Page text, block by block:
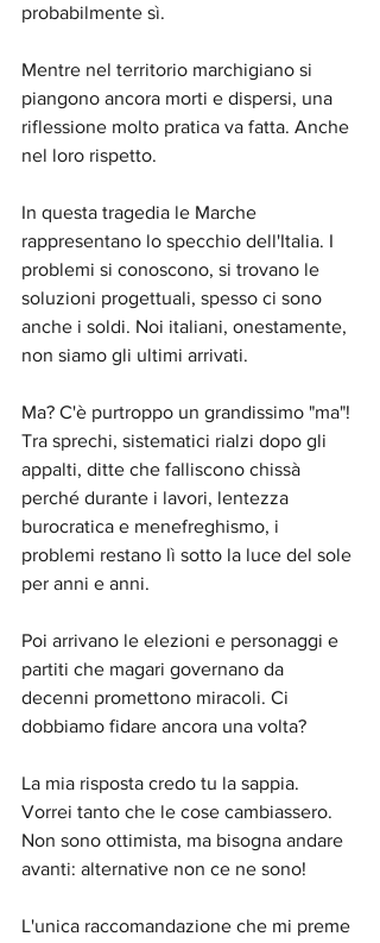
probabilmente sì.
Mentre nel territorio marchigiano si
piangono ancora morti e dispersi, una
riflessione molto pratica va fatta. Anche
nel loro rispetto.
In questa tragedia le Marche
rappresentano lo specchio dell'Italia. I
problemi si conoscono, si trovano le
soluzioni progettuali, spesso ci sono
anche i soldi. Noi italiani, onestamente,
non siamo gli ultimi arrivati.
Ma? C'è purtroppo un grandissimo "ma"!
Tra sprechi, sistematici rialzi dopo gli
appalti, ditte che falliscono chissà
perché durante i lavori, lentezza
burocratica e menefreghismo, i
problemi restano lì sotto la luce del sole
per anni e anni.
Poi arrivano le elezioni e personaggi e
partiti che magari governano da
decenni promettono miracoli. Ci
dobbiamo fidare ancora una volta?
La mia risposta credo tu la sappia.
Vorrei tanto che le cose cambiassero.
Non sono ottimista, ma bisogna andare
avanti: alternative non ce ne sono!
L'unica raccomandazione che mi preme